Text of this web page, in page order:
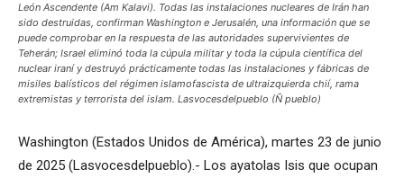
León Ascendente (Am Kalavi). Todas las instalaciones nucleares de Irán han
sido destruidas, confirman Washington e Jerusalén, una información que se
puede comprobar en la respuesta de las autoridades supervivientes de
Teherán; Israel eliminó toda la cúpula militar y toda la cúpula científica del
nuclear iraní y destruyó prácticamente todas las instalaciones y fábricas de
misiles balísticos del régimen islamofascista de ultraizquierda chií, rama
extremistas y terrorista del islam. Lasvocesdelpueblo (Ñ pueblo)
Washington (Estados Unidos de América), martes 23 de junio
de 2025 (Lasvocesdelpueblo).- Los ayatolas Isis que ocupan